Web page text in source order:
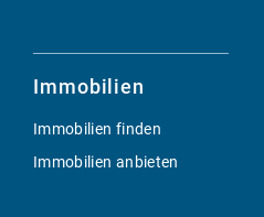
Immobilien
Immobilien finden
Immobilien anbieten